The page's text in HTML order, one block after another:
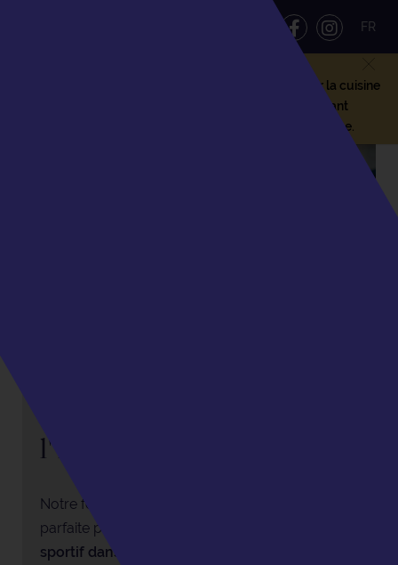
FR
Escales gourmandes en Bourgogne, venez découvrir la cuisine
de Marine Mateos et Clément Vergeat au restaurant
gastronomique 1 étoile Erre du mercredi au dimanche.
l'Yonne
Notre formule
parfaite pour passer un
sportif dans la Yonne